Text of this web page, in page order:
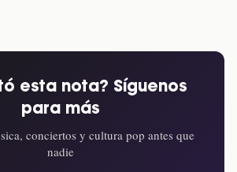
esta nota? Síguenos
para más
conciertos y cultura pop antes que
nadie